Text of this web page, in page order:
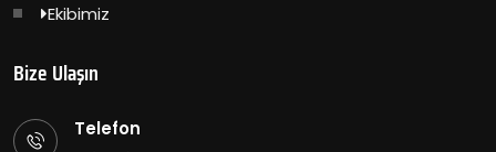
Ekibimiz
Bize Ulaşın
Telefon